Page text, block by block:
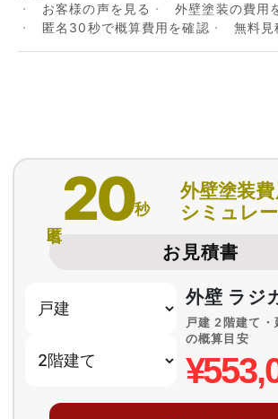
お客様の声を見る
外壁塗装の費用
匿名30秒で概算費用を確認
無料見
20秒
外壁塗装費
シミュレ
お見積書
外壁 ラジ
戸建 2階建て
の概算目安